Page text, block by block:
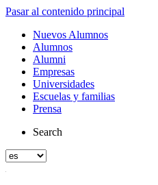
Pasar al contenido principal
Nuevos Alumnos
Alumnos
Alumni
Empresas
Universidades
Escuelas y familias
Prensa
Search